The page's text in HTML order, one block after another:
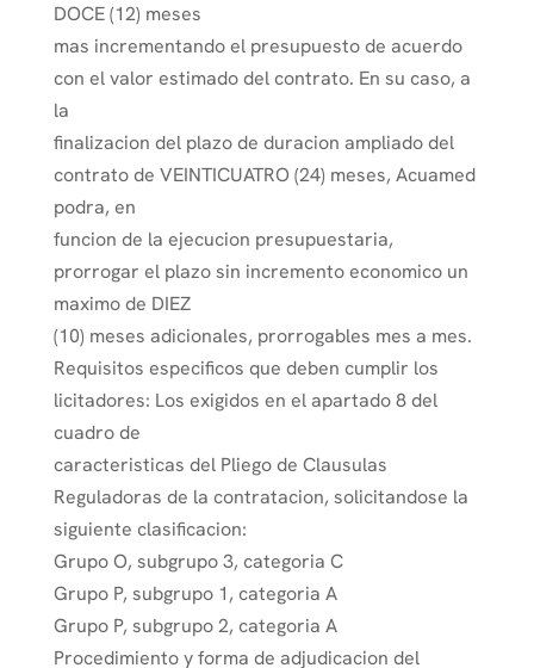
DOCE (12) meses
mas incrementando el presupuesto de acuerdo
con el valor estimado del contrato. En su caso, a
la
finalizacion del plazo de duracion ampliado del
contrato de VEINTICUATRO (24) meses, Acuamed
podra, en
funcion de la ejecucion presupuestaria,
prorrogar el plazo sin incremento economico un
maximo de DIEZ
(10) meses adicionales, prorrogables mes a mes.
Requisitos especificos que deben cumplir los
licitadores: Los exigidos en el apartado 8 del
cuadro de
caracteristicas del Pliego de Clausulas
Reguladoras de la contratacion, solicitandose la
siguiente clasificacion:
Grupo O, subgrupo 3, categoria C
Grupo P, subgrupo 1, categoria A
Grupo P, subgrupo 2, categoria A
Procedimiento y forma de adjudicacion del